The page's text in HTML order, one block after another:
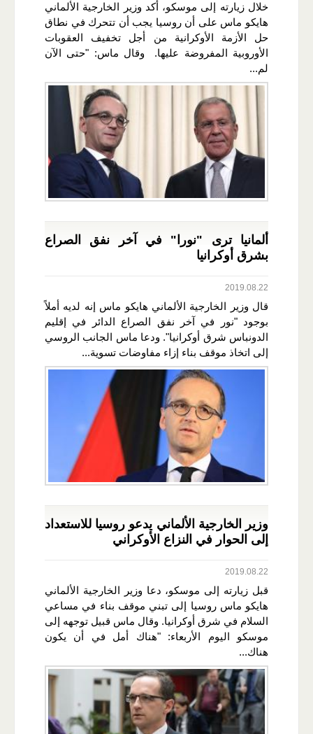
خلال زيارته إلى موسكو، أكد وزير الخارجية الألماني
هايكو ماس على أن روسيا يجب أن تتحرك في نطاق
حل الأزمة الأوكرانية من أجل تخفيف العقوبات
الأوروبية المفروضة عليها. وقال ماس: "حتى الآن
لم...
ألمانيا ترى "نورا" في آخر نفق الصراع
بشرق أوكرانيا
2019.08.22
قال وزير الخارجية الألماني هايكو ماس إنه لديه أملاً
بوجود "نور في آخر نفق الصراع الدائر في إقليم
الدونباس شرق أوكرانيا". ودعا ماس الجانب الروسي
إلى اتخاذ موقف بناء إزاء مفاوضات تسوية...
وزير الخارجية الألماني يدعو روسيا للاستعداد
إلى الحوار في النزاع الأوكراني
2019.08.22
قبل زيارته إلى موسكو، دعا وزير الخارجية الألماني
هايكو ماس روسيا إلى تبني موقف بناء في مساعي
السلام في شرق أوكرانيا. وقال ماس قبيل توجهه إلى
موسكو اليوم الأربعاء: "هناك أمل في أن يكون
هناك...